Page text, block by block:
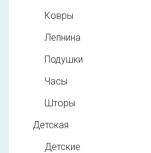
Ковры
Лепнина
Подушки
Часы
Шторы
Детская
Детские